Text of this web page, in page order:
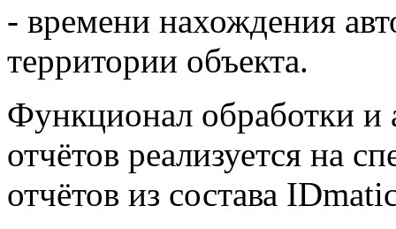
- времени нахождения
территории объекта.
Функционал обработки
отчётов реализуется на
отчётов из состава